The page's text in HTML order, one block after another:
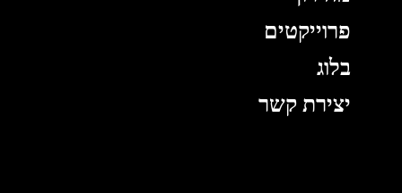
פרוייקטים
בלוג
יצירת קשר